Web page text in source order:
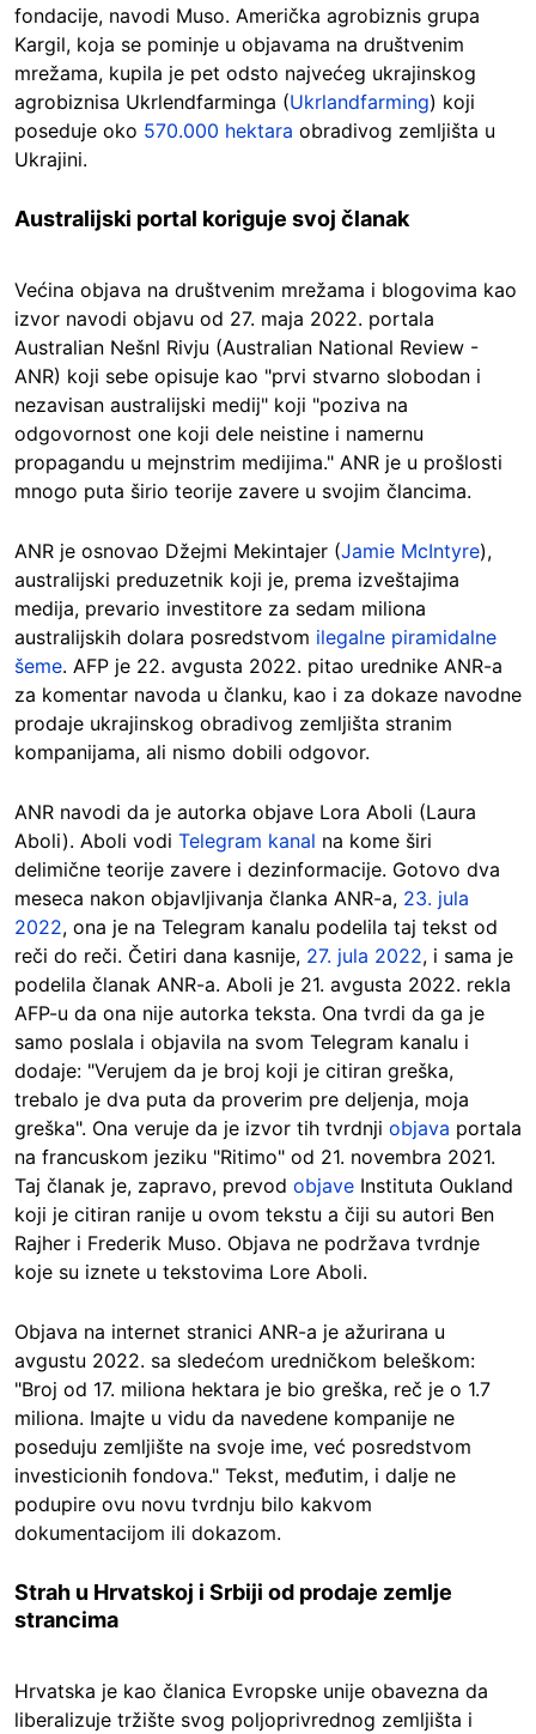
fondacije, navodi Muso. Američka agrobiznis grupa
Kargil, koja se pominje u objavama na društvenim
mrežama, kupila je pet odsto najvećeg ukrajinskog
agrobiznisa Ukrlendfarminga (Ukrlandfarming) koji
poseduje oko 570.000 hektara obradivog zemljišta u
Ukrajini.
Australijski portal koriguje svoj članak
Većina objava na društvenim mrežama i blogovima kao
izvor navodi objavu od 27. maja 2022. portala
Australian Nešnl Rivju (Australian National Review -
ANR) koji sebe opisuje kao "prvi stvarno slobodan i
nezavisan australijski medij" koji "poziva na
odgovornost one koji dele neistine i namernu
propagandu u mejnstrim medijima." ANR je u prošlosti
mnogo puta širio teorije zavere u svojim člancima.
ANR je osnovao Džejmi Mekintajer (Jamie McIntyre),
australijski preduzetnik koji je, prema izveštajima
medija, prevario investitore za sedam miliona
australijskih dolara posredstvom ilegalne piramidalne
šeme. AFP je 22. avgusta 2022. pitao urednike ANR-a
za komentar navoda u članku, kao i za dokaze navodne
prodaje ukrajinskog obradivog zemljišta stranim
kompanijama, ali nismo dobili odgovor.
ANR navodi da je autorka objave Lora Aboli (Laura
Aboli). Aboli vodi Telegram kanal na kome širi
delimične teorije zavere i dezinformacije. Gotovo dva
meseca nakon objavljivanja članka ANR-a, 23. jula
2022, ona je na Telegram kanalu podelila taj tekst od
reči do reči. Četiri dana kasnije, 27. jula 2022, i sama je
podelila članak ANR-a. Aboli je 21. avgusta 2022. rekla
AFP-u da ona nije autorka teksta. Ona tvrdi da ga je
samo poslala i objavila na svom Telegram kanalu i
dodaje: "Verujem da je broj koji je citiran greška,
trebalo je dva puta da proverim pre deljenja, moja
greška". Ona veruje da je izvor tih tvrdnji objava portala
na francuskom jeziku "Ritimo" od 21. novembra 2021.
Taj članak je, zapravo, prevod objave Instituta Oukland
koji je citiran ranije u ovom tekstu a čiji su autori Ben
Rajher i Frederik Muso. Objava ne podržava tvrdnje
koje su iznete u tekstovima Lore Aboli.
Objava na internet stranici ANR-a je ažurirana u
avgustu 2022. sa sledećom uredničkom beleškom:
"Broj od 17. miliona hektara je bio greška, reč je o 1.7
miliona. Imajte u vidu da navedene kompanije ne
poseduju zemljište na svoje ime, već posredstvom
investicionih fondova." Tekst, međutim, i dalje ne
podupire ovu novu tvrdnju bilo kakvom
dokumentacijom ili dokazom.
Strah u Hrvatskoj i Srbiji od prodaje zemlje
strancima
Hrvatska je kao članica Evropske unije obavezna da
liberalizuje tržište svog poljoprivrednog zemljišta i